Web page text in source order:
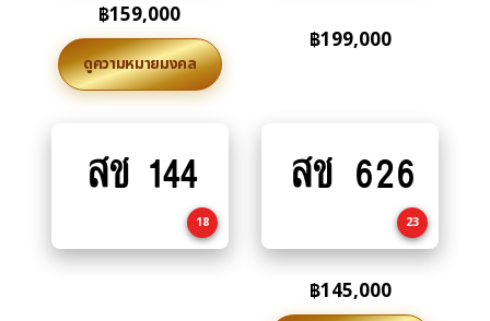
฿159,000
ดูความหมายมงคล
฿199,000
to
สช 144
18
to
สช 626
23
฿145,000